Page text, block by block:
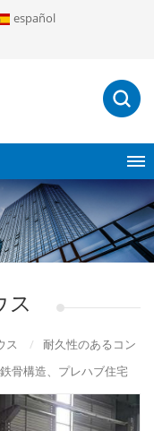
español
ス
ス /
耐久性のあるコン
骨構造、プレハブ住宅